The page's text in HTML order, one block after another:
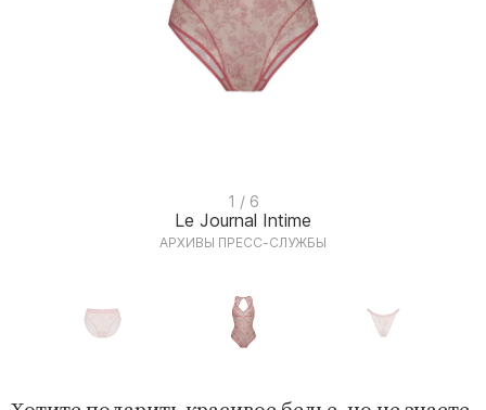
1 / 6
Le Journal Intime
АРХИВЫ ПРЕСС-СЛУЖБЫ